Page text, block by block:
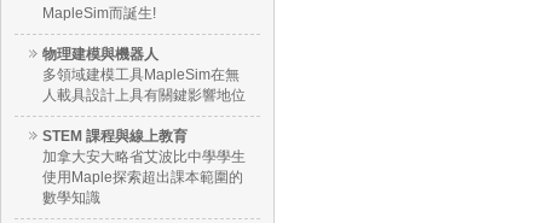
MapleSim而誕生!
物理建模與機器人
多領域建模工具MapleSim在無
人載具設計上具有關鍵影響地位
STEM 課程與線上教育
加拿大安大略省艾波比中學學生
使用Maple探索超出課本範圍的
數學知識